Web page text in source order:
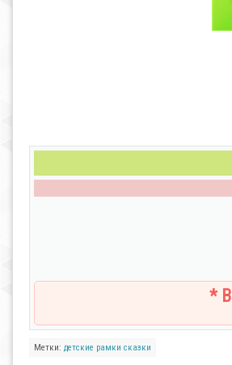
*
Метки: детские рамки сказки